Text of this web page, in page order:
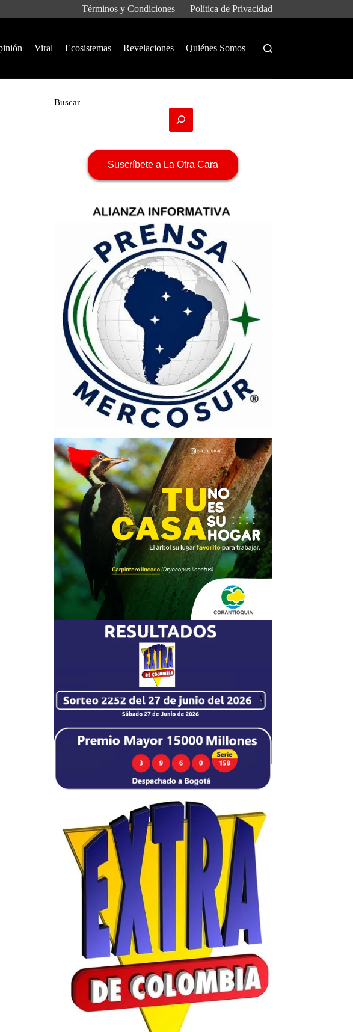
Términos y Condiciones Política de Privacidad
Viral Ecosistemas Revelaciones Quiénes Somos
Buscar
Suscríbete a La Otra Cara